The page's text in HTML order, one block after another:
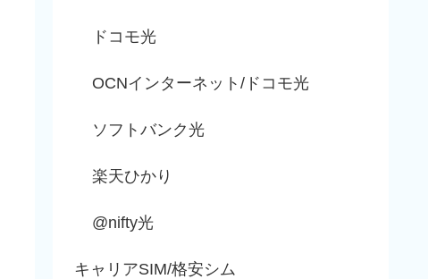
ドコモ光
OCNインターネット/ドコモ光
ソフトバンク光
楽天ひかり
@nifty光
キャリアSIM/格安シム